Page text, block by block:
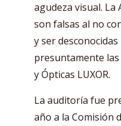
agudeza visual. La
son falsas al no
y ser
presuntamente
y Ópticas LUXOR.
La auditoría fue
año a la Comisión